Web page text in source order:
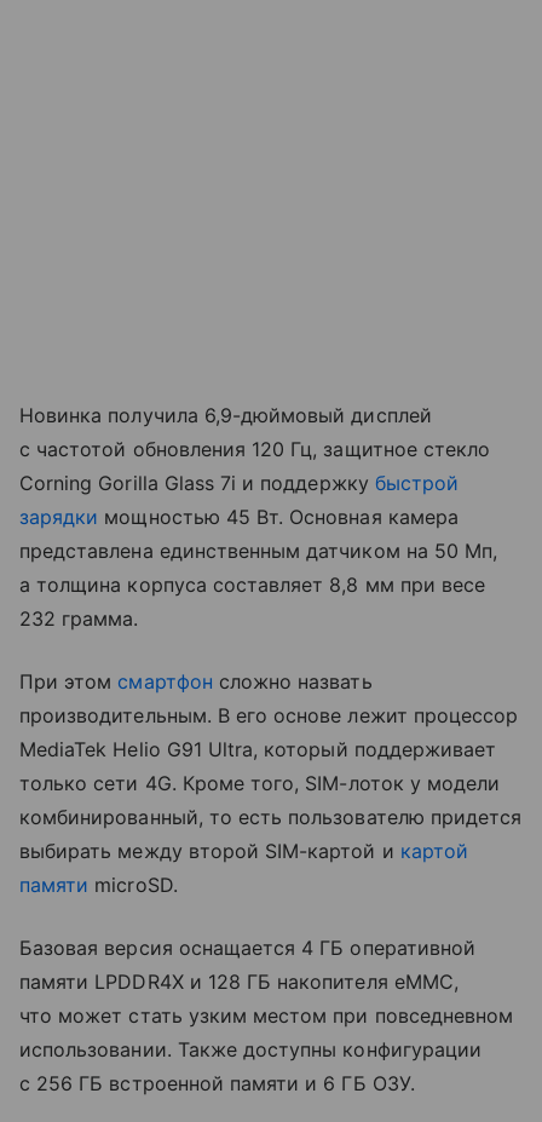
Новинка получила 6,9-дюймовый дисплей
с частотой обновления 120 Гц, защитное стекло
Corning Gorilla Glass 7i и поддержку быстрой
зарядки мощностью 45 Вт. Основная камера
представлена единственным датчиком на 50 Мп,
а толщина корпуса составляет 8,8 мм при весе
232 грамма.
При этом смартфон сложно назвать
производительным. В его основе лежит процессор
MediaTek Helio G91 Ultra, который поддерживает
только сети 4G. Кроме того, SIM-лоток у модели
комбинированный, то есть пользователю придется
выбирать между второй SIM-картой и картой
памяти microSD.
Базовая версия оснащается 4 ГБ оперативной
памяти LPDDR4X и 128 ГБ накопителя eMMC,
что может стать узким местом при повседневном
использовании. Также доступны конфигурации
с 256 ГБ встроенной памяти и 6 ГБ ОЗУ.